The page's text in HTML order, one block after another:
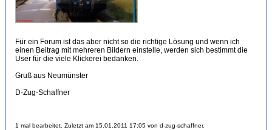
Für ein Forum ist das aber nicht so die richtige Lösung und wenn ich
einen Beitrag mit mehreren Bildern einstelle, werden sich bestimmt die
User für die viele Klickerei bedanken.
Gruß aus Neumünster
D-Zug-Schaffner
1 mal bearbeitet. Zuletzt am 15.01.2011 17:05 von d-zug-schaffner.